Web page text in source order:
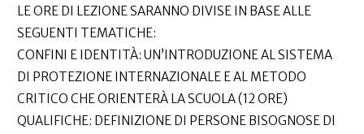
LE ORE DI LEZIONE SARANNO DIVISE IN BASE ALLE
SEGUENTI TEMATICHE:
CONFINI E IDENTITÀ: UN’INTRODUZIONE AL SISTEMA
DI PROTEZIONE INTERNAZIONALE E AL METODO
CRITICO CHE ORIENTERÀ LA SCUOLA (12 ORE)
QUALIFICHE: DEFINIZIONE DI PERSONE BISOGNOSE DI